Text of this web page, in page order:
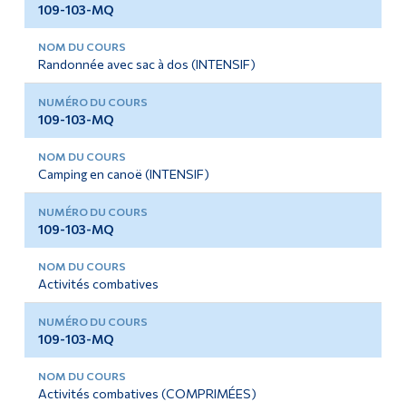
109-103-MQ
Randonnée avec sac à dos (INTENSIF)
109-103-MQ
Camping en canoë (INTENSIF)
109-103-MQ
Activités combatives
109-103-MQ
Activités combatives (COMPRIMÉES)